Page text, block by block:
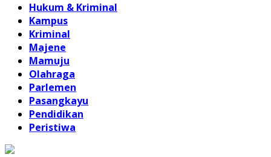
Hukum & Kriminal
Kampus
Kriminal
Majene
Mamuju
Olahraga
Parlemen
Pasangkayu
Pendidikan
Peristiwa